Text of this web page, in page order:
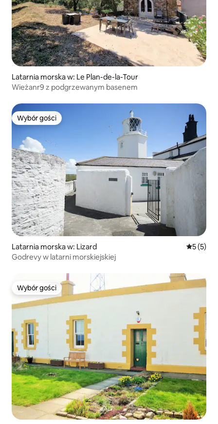
Latarnia morska w: Le Plan-de-la-Tour
Wieżanr9 z podgrzewanym basenem
Wybór gości
Wybór gości
Latarnia morska w: Lizard Średnia
5 (5)
Godrevy w latarni morskiejskiej
Wybór gości
Wybór gości